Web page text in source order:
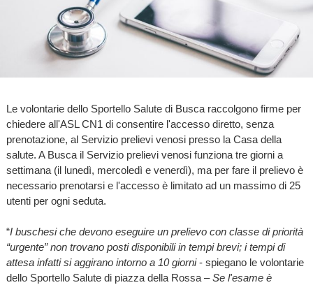
Le volontarie dello Sportello Salute di Busca raccolgono firme per
chiedere all'ASL CN1 di consentire l'accesso diretto, senza
prenotazione, al Servizio prelievi venosi presso la Casa della
salute. A Busca il Servizio prelievi venosi funziona tre giorni a
settimana (il lunedì, mercoledì e venerdì), ma per fare il prelievo è
necessario prenotarsi e l'accesso è limitato ad un massimo di 25
utenti per ogni seduta.
“I buschesi che devono eseguire un prelievo con classe di priorità
“urgente” non trovano posti disponibili in tempi brevi; i tempi di
attesa infatti si aggirano intorno a 10 giorni- spiegano le volontarie
dello Sportello Salute di piazza della Rossa –Se l'esame è